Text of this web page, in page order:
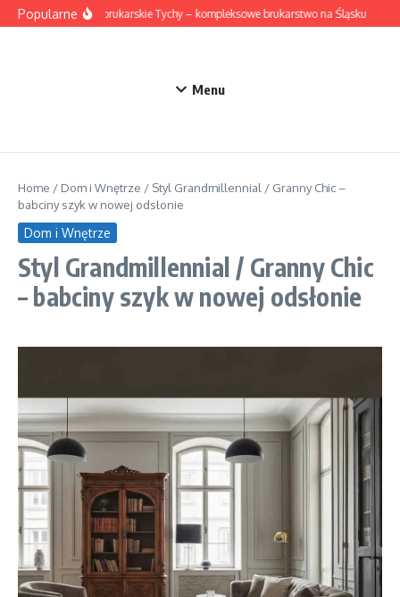
Przejdź do treści
PopularneRoboty brukarskie Tychy – kompleksowe brukarstwo na Śląsku
Menu
Home / Dom i Wnętrze / Styl Grandmillennial / Granny Chic –
babciny szyk w nowej odsłonie
Dom i Wnętrze
Styl Grandmillennial / Granny Chic
– babciny szyk w nowej odsłonie